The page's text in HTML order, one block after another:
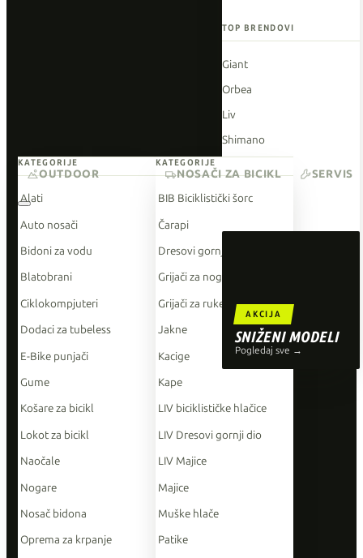
TOP BRENDOVI
Giant
Orbea
Liv
Shimano
O'Neal
AKCIJA
SNIŽENI MODELI
Pogledaj sve →
KATEGORIJE
Alati
Auto nosači
Bidoni za vodu
Blatobrani
Ciklokompjuteri
Dodaci za tubeless
E-Bike punjači
Gume
Košare za bicikl
Lokot za bicikl
Naočale
Nogare
Nosač bidona
Oprema za krpanje
KATEGORIJE
BIB Biciklistički šorc
Čarapi
Dresovi gornji dio
Grijači za noge
Grijači za ruke
Jakne
Kacige
Kape
LIV biciklističke hlačice
LIV Dresovi gornji dio
LIV Majice
Majice
Muške hlače
Patike
OUTDOOR NOSAČI ZA BICIKL SERVIS